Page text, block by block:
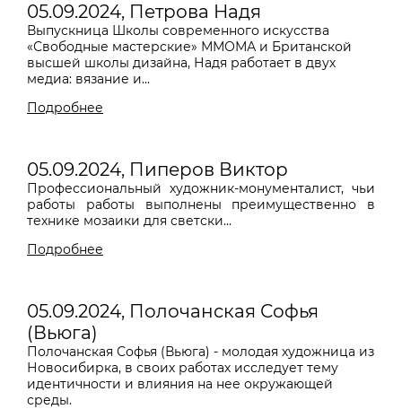
05.09.2024, Петрова Надя
Выпускница Школы современного искусства
«Свободные мастерские» ММОМА и Британской
высшей школы дизайна, Надя работает в двух
медиа: вязание и...
Подробнее
05.09.2024, Пиперов Виктор
Профессиональный художник-монументалист, чьи
работы работы выполнены преимущественно в
технике мозаики для светски...
Подробнее
05.09.2024, Полочанская Софья
(Вьюга)
Полочанская Софья (Вьюга) - молодая художница из
Новосибирка, в своих работах исследует тему
идентичности и влияния на нее окружающей
среды.